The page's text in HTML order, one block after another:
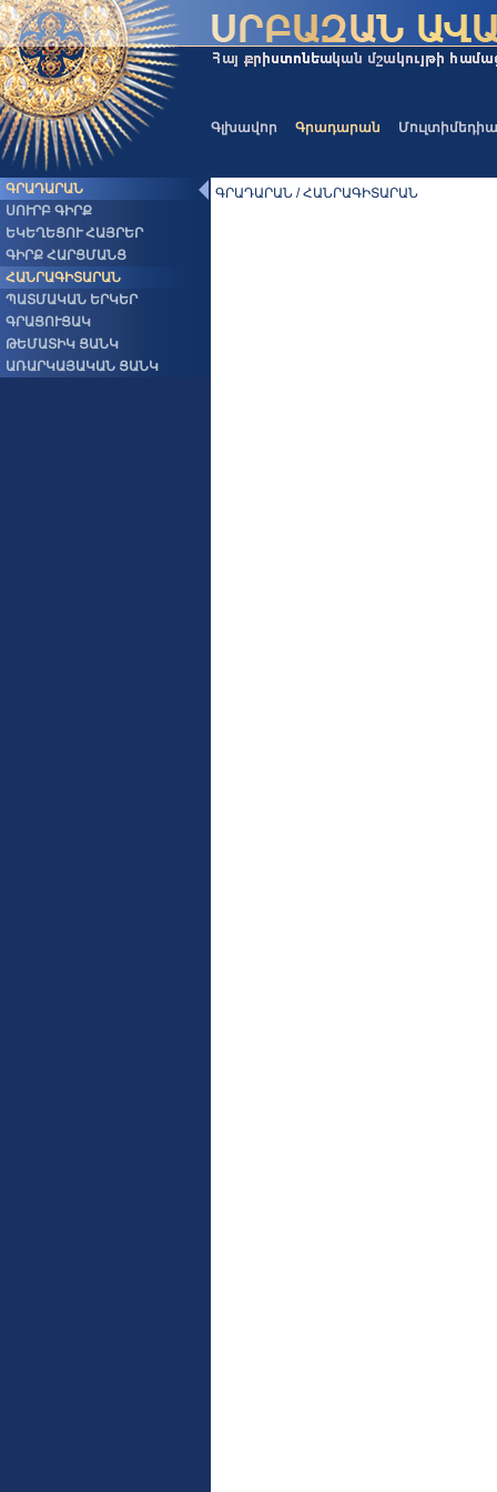
Գլխավոր Գրադարան Մուլտիմեդիա
ԳՐԱԴԱՐԱՆ
ՍՈՒՐԲ ԳԻՐՔ
ԵԿԵՂԵՑՈՒ ՀԱՅՐԵՐ
ԳԻՐՔ ՀԱՐՑՄԱՆՑ
ՀԱՆՐԱԳԻՏԱՐԱՆ
ՊԱՏՄԱԿԱՆ ԵՐԿԵՐ
ԳՐԱՑՈՒՑԱԿ
ԹԵՄԱՏԻԿ ՑԱՆԿ
ԱՌԱՐԿԱՅԱԿԱՆ ՑԱՆԿ
ԳՐԱԴԱՐԱՆ / ՀԱՆՐԱԳԻՏԱՐԱՆ